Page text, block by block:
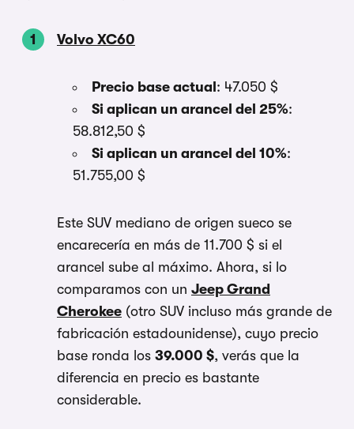
Volvo XC60
Precio base actual: 47.050 $
Si aplican un arancel del 25%:
58.812,50 $
Si aplican un arancel del 10%:
51.755,00 $
Este SUV mediano de origen sueco se
encarecería en más de 11.700 $ si el
arancel sube al máximo. Ahora, si lo
comparamos con un Jeep Grand
Cherokee (otro SUV incluso más grande de
fabricación estadounidense), cuyo precio
base ronda los 39.000 $, verás que la
diferencia en precio es bastante
considerable.